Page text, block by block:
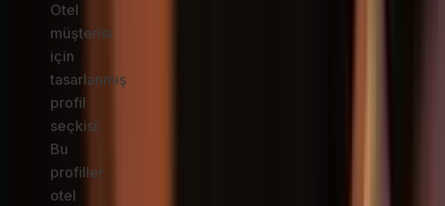
Otel
müşterisi
için
tasarlanmış
profil
seçkisi.
Bu
profiller
otel